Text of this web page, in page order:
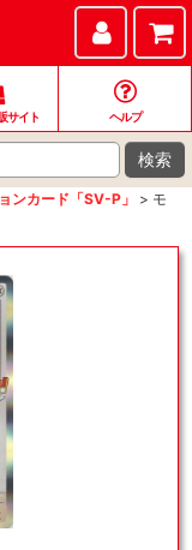
サイト ヘルプ
検索
ンカード「SV-P」 > モ